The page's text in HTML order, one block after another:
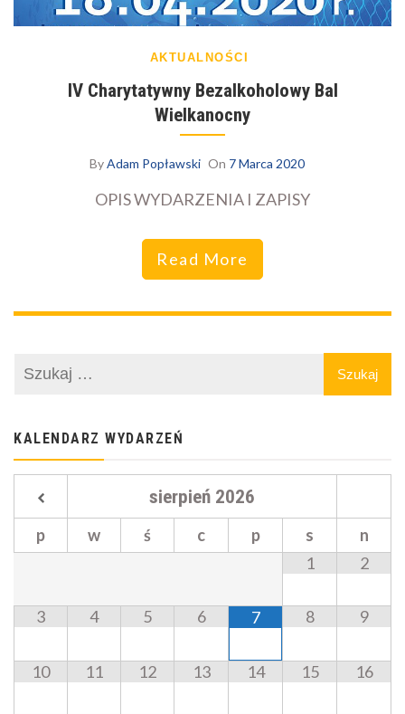
AKTUALNOŚCI
IV Charytatywny Bezalkoholowy Bal
Wielkanocny
ByAdam Popławski On 7 Marca 2020
OPIS WYDARZENIA I ZAPISY
Read More
KALENDARZ WYDARZEŃ
sierpień 2026
p w ś c p s
n
1
2
3 4 5 6 7 8 9
10 11 12 13 14 15 16